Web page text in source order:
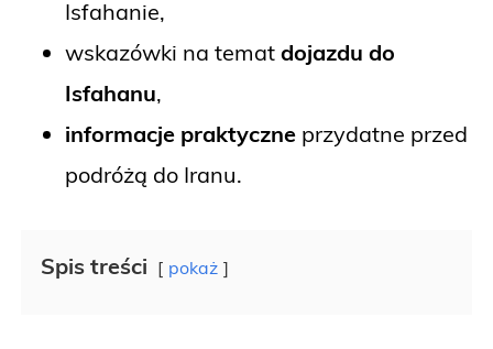
Isfahanie,
wskazówki na temat dojazdu do
Isfahanu,
informacje praktyczne przydatne przed
podróżą do Iranu.
Spis treści pokaż